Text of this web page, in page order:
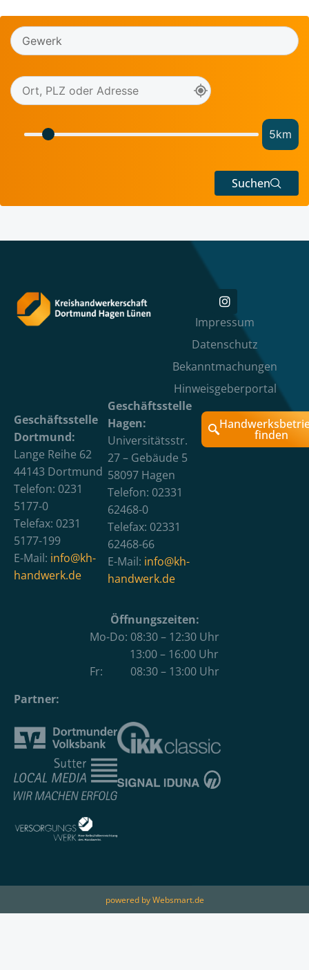
5km
Suchen
Impressum
Datenschutz
Bekanntmachungen
Hinweisgeberportal
Geschäftsstelle
Dortmund:
Lange Reihe 62
44143 Dortmund
Telefon: 0231
5177-0
Telefax: 0231
5177-199
E-Mail: info@kh-
handwerk.de
Geschäftsstelle
Hagen:
Universitätsstr.
27 – Gebäude 5
58097 Hagen
Telefon: 02331
62468-0
Telefax: 02331
62468-66
E-Mail: info@kh-
handwerk.de
finden
Öffnungszeiten:
Mo-Do: 08:30 – 12:30 Uhr
13:00 – 16:00 Uhr
Fr: 08:30 – 13:00 Uhr
Partner:
powered by Websmart.de